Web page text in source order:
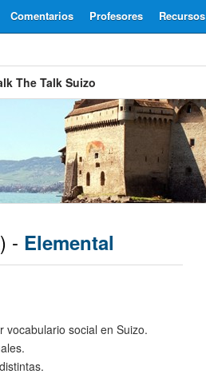
Recursos
Profesores
Comentarios
The Talk Suizo
- Elemental
vocabulario social en Suizo.